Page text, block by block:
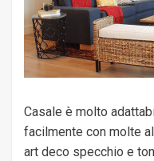
Casale è molto
facilmente con molte
art deco specchio e